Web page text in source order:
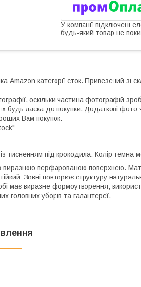
У компанії підключені
будь-який товар не
Amazon категорії сток. Привезений зі
оскільки частина фотографій
будь ласка до покупки. Додаткові фото
Вам покупок.
тисненням під крокодила. Колір темна
виразною перфарованою поверхнею.
Зовні повторює структуру
має виразне формоутворення,
головних уборів та галантереї.